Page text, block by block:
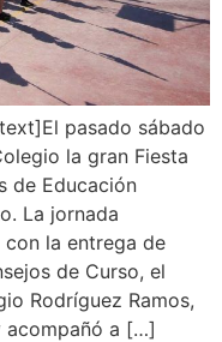
pasado sábado
la gran Fiesta
de Educación
La jornada
la entrega de
de Curso, el
Rodríguez Ramos,
acompañó a […]